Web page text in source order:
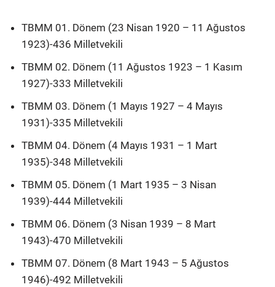
TBMM 01. Dönem (23 Nisan 1920 – 11 Ağustos
1923)-436 Milletvekili
TBMM 02. Dönem (11 Ağustos 1923 – 1 Kasım
1927)-333 Milletvekili
TBMM 03. Dönem (1 Mayıs 1927 – 4 Mayıs
1931)-335 Milletvekili
TBMM 04. Dönem (4 Mayıs 1931 – 1 Mart
1935)-348 Milletvekili
TBMM 05. Dönem (1 Mart 1935 – 3 Nisan
1939)-444 Milletvekili
TBMM 06. Dönem (3 Nisan 1939 – 8 Mart
1943)-470 Milletvekili
TBMM 07. Dönem (8 Mart 1943 – 5 Ağustos
1946)-492 Milletvekili